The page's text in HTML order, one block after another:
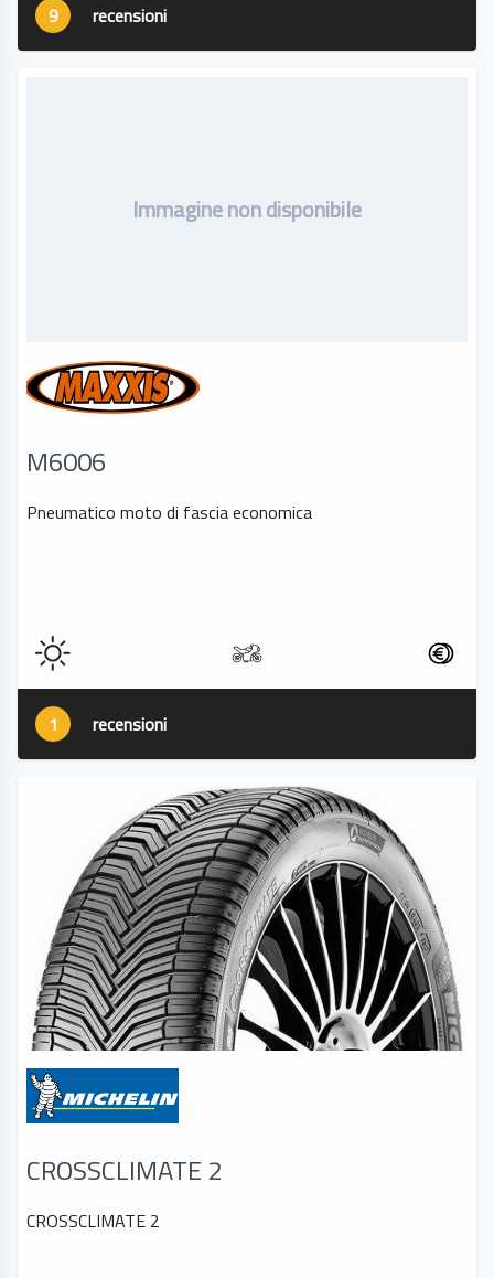
9 recensioni
Immagine non disponibile
M6006
Pneumatico moto di fascia economica
1 recensioni
CROSSCLIMATE 2
CROSSCLIMATE 2